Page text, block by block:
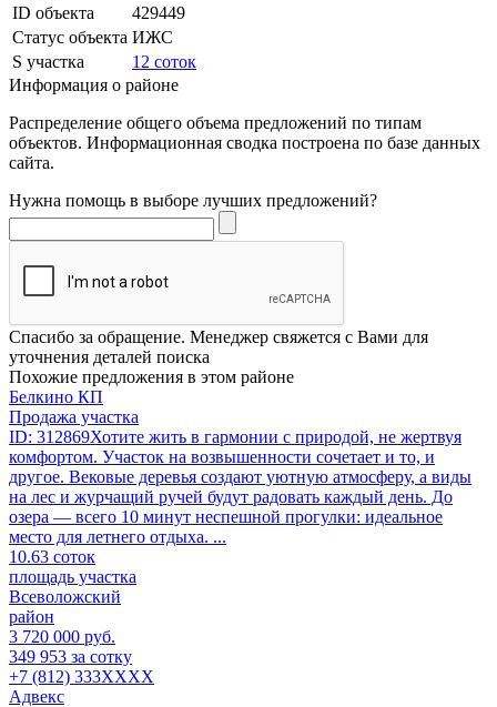
ID объекта
429449
Статус объекта ИЖС
S участка
12 соток
Информация о районе
Распределение общего объема предложений по типам
объектов. Информационная сводка построена по базе данных
сайта.
Нужна помощь в выборе лучших предложений?
Спасибо за обращение. Менеджер свяжется с Вами для
уточнения деталей поиска
Похожие предложения в этом районе
Белкино КП
Продажа участка
ID: 312869Хотите жить в гармонии с природой, не жертвуя
комфортом. Участок на возвышенности сочетает и то, и
другое. Вековые деревья создают уютную атмосферу, а виды
на лес и журчащий ручей будут радовать каждый день. До
озера — всего 10 минут неспешной прогулки: идеальное
место для летнего отдыха. ...
10.63 соток
площадь участка
Всеволожский
район
3 720 000 руб.
349 953 за сотку
+7 (812) 333XXXX
Адвекс